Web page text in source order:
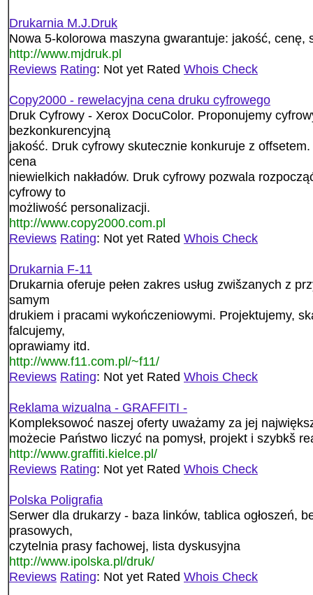
Drukarnia M.J.Druk
Nowa 5-kolorowa maszyna gwarantuje: jakość, cenę,
http://www.mjdruk.pl
Reviews Rating: Not yet Rated Whois Check
Copy2000 - rewelacyjna cena druku cyfrowego
Druk Cyfrowy - Xerox DocuColor. Proponujemy
bezkonkurencyjną
jakość. Druk cyfrowy skutecznie konkuruje z
cena
niewielkich nakładów. Druk cyfrowy pozwala
cyfrowy to
możliwość personalizacji.
http://www.copy2000.com.pl
Reviews Rating: Not yet Rated Whois Check
Drukarnia F-11
Drukarnia oferuje pełen zakres usług zwišzanych z
samym
drukiem i pracami wykończeniowymi. Projektujemy,
falcujemy,
oprawiamy itd.
http://www.f11.com.pl/~f11/
Reviews Rating: Not yet Rated Whois Check
Reklama wizualna - GRAFFITI -
Kompleksowoć naszej oferty uważamy za jej
możecie Państwo liczyć na pomysł, projekt i szybkš
http://www.graffiti.kielce.pl/
Reviews Rating: Not yet Rated Whois Check
Polska Poligrafia
Serwer dla drukarzy - baza linków, tablica ogłoszeń,
prasowych,
czytelnia prasy fachowej, lista dyskusyjna
http://www.ipolska.pl/druk/
Reviews Rating: Not yet Rated Whois Check